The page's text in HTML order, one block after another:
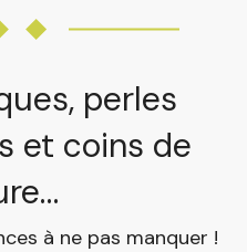
perles
et coins de
à ne pas manquer !